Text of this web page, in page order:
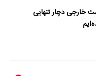
خارجی دچار تنهایی